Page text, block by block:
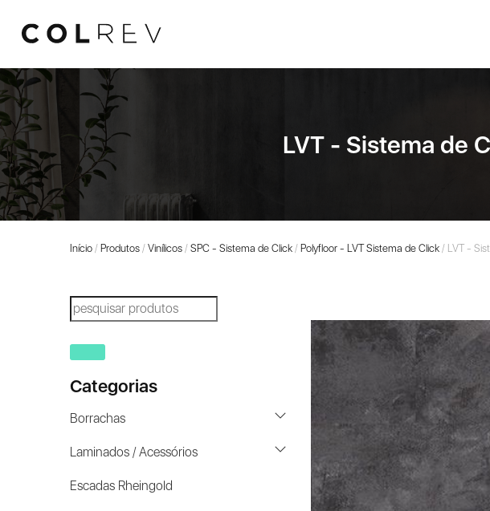
LVT - Sistema de
Início / Produtos / Vinílicos / SPC - Sistema de Click / Polyfloor - LVT Sistema de Click / LVT -
Products
search
Categorias
Borrachas
Laminados / Acessórios
Escadas Rheingold